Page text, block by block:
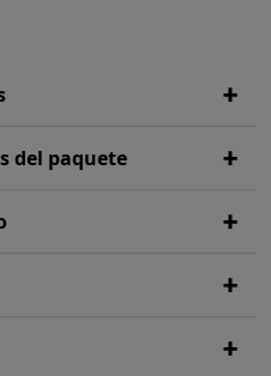
del paquete